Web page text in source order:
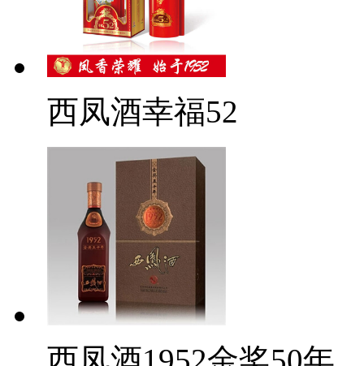
西凤酒幸福52